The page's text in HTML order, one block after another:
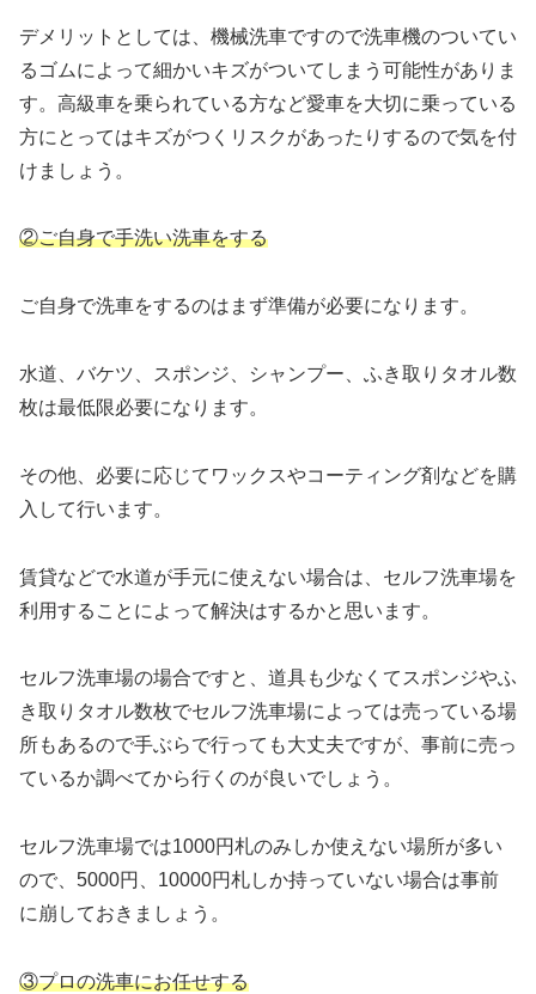
デメリットとしては、機械洗車ですので洗車機のついてい
るゴムによって細かいキズがついてしまう可能性がありま
す。高級車を乗られている方など愛車を大切に乗っている
方にとってはキズがつくリスクがあったりするので気を付
けましょう。
②ご自身で手洗い洗車をする
ご自身で洗車をするのはまず準備が必要になります。
水道、バケツ、スポンジ、シャンプー、ふき取りタオル数
枚は最低限必要になります。
その他、必要に応じてワックスやコーティング剤などを購
入して行います。
賃貸などで水道が手元に使えない場合は、セルフ洗車場を
利用することによって解決はするかと思います。
セルフ洗車場の場合ですと、道具も少なくてスポンジやふ
き取りタオル数枚でセルフ洗車場によっては売っている場
所もあるので手ぶらで行っても大丈夫ですが、事前に売っ
ているか調べてから行くのが良いでしょう。
セルフ洗車場では1000円札のみしか使えない場所が多い
ので、5000円、10000円札しか持っていない場合は事前
に崩しておきましょう。
③プロの洗車にお任せする